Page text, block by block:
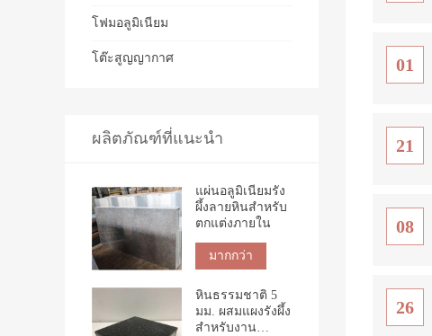
01
21
08
26
โฟมอลูมิเนียม
โต๊ะสูญญากาศ
ผลิตภัณฑ์ที่แนะนำ
แผ่นอลูมิเนียมรัง
ผึ้งลายหินสำหรับ
ตกแต่งภายใน
มากกว่า
หินธรรมชาติ 5
มม. ผสมแผงรังผึ้ง
สำหรับงาน